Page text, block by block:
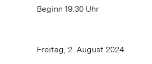
Beginn 19.30 Uhr
Freitag, 2. August 2024